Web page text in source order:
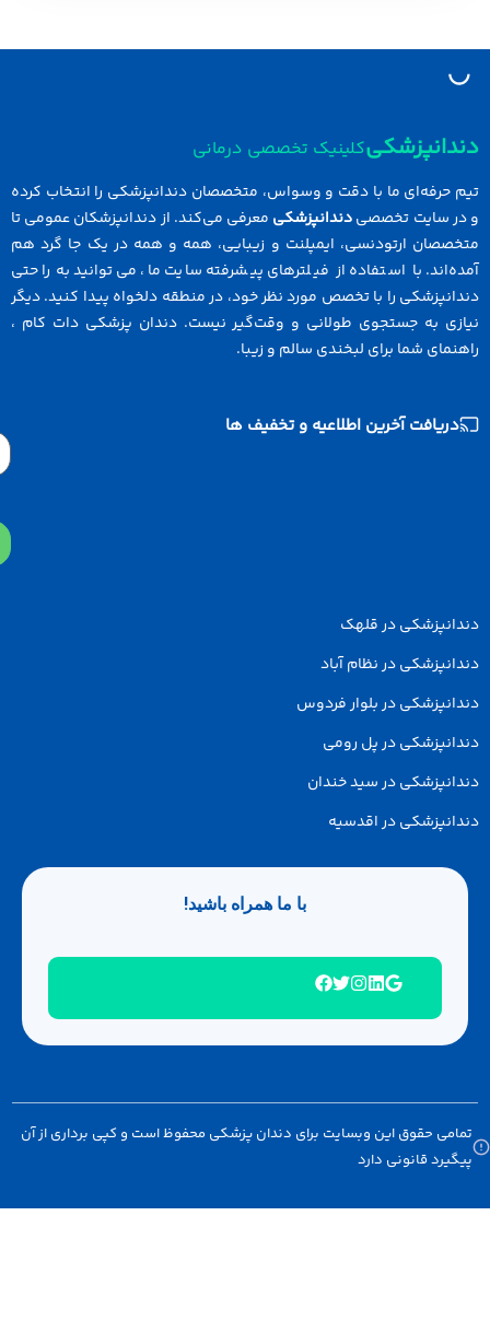
کلینیک تخصصی درمانی
حرفه‌ای ما با دقت و وسواس، متخصصان دندانپزشکی را انتخاب کرده
سایت تخصصیدندانپزشکیمعرفی می‌کند. از دندانپزشکان عمومی تا
ارتودنسی، ایمپلنت و زیبایی، همه و همه در یک جا گرد هم
با استفاده از فیلترهای پیشرفته سایت ما، می‌توانید به راحتی
را با تخصص مورد نظر خود، در منطقه دلخواه پیدا کنید. دیگر
به جستجوی طولانی و وقت‌گیر نیست. دندان پزشکی دات کام ،
شما برای لبخندی سالم و زیبا.
دریافت آخرین اطلاعیه و تخفیف ها
در قلهک
در نظام آباد
در بلوار فردوس
در پل رومی
در سید خندان
در اقدسیه
با ما همراه باشید!
حقوق این وبسایت برای دندان پزشکی محفوظ است و کپی برداری از آن
قانونی دارد